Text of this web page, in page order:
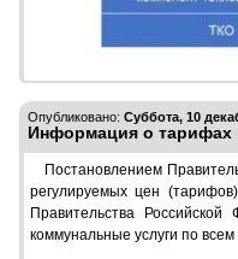
Опубликовано: Суббота, 10
Информация о тарифах
Постановлением
регулируемых цен
Правительства
коммунальные услуги по